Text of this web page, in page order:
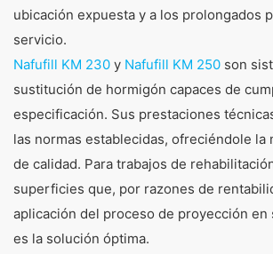
ubicación expuesta y a los prolongados
servicio.
Nafufill KM 230 y Nafufill KM 250 son
sustitución de hormigón capaces de
especificación. Sus prestaciones
las normas establecidas, ofreciéndole la
de calidad. Para trabajos de
superficies que, por razones de
aplicación del proceso de proyección en
es la solución óptima.